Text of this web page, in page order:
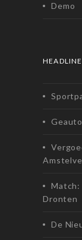
Demo
Match:
Dronten
De